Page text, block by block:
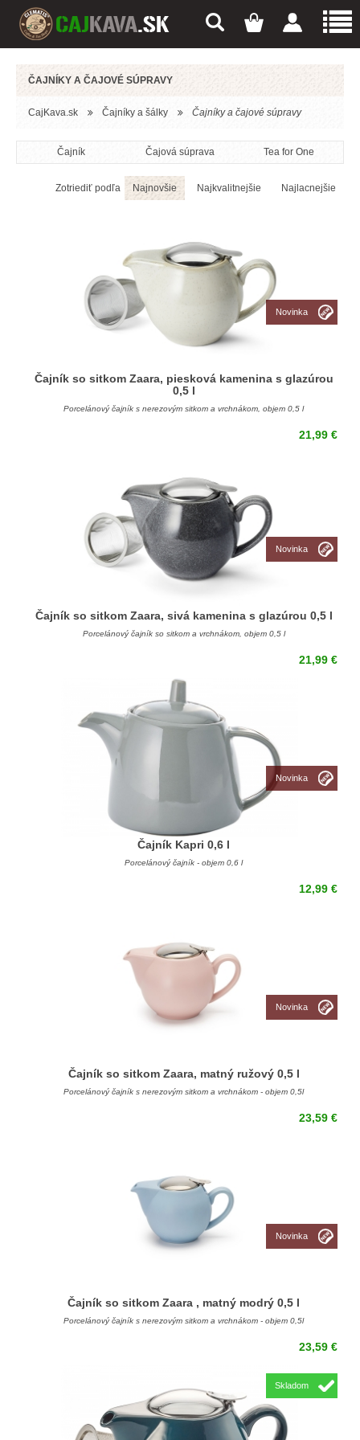
ČAJNÍKY A ČAJOVÉ SÚPRAVY
CajKava.sk Čajníky a šálky Čajníky a čajové súpravy
Čajník Čajová súprava Tea for One
Najlacnejšie
Najkvalitnejšie
Najnovšie
Zotriediť podľa
Novinka
Čajník so sitkom Zaara, piesková kamenina s glazúrou
0,5 l
Porcelánový čajník s nerezovým sitkom a vrchnákom, objem 0,5 l
21,99 €
Novinka
Čajník so sitkom Zaara, sivá kamenina s glazúrou 0,5 l
Porcelánový čajník so sitkom a vrchnákom, objem 0,5 l
21,99 €
Novinka
Čajník Kapri 0,6 l
Porcelánový čajník - objem 0,6 l
12,99 €
Novinka
Čajník so sitkom Zaara, matný ružový 0,5 l
Porcelánový čajník s nerezovým sitkom a vrchnákom - objem 0,5l
23,59 €
Novinka
Čajník so sitkom Zaara , matný modrý 0,5 l
Porcelánový čajník s nerezovým sitkom a vrchnákom - objem 0,5l
23,59 €
Skladom